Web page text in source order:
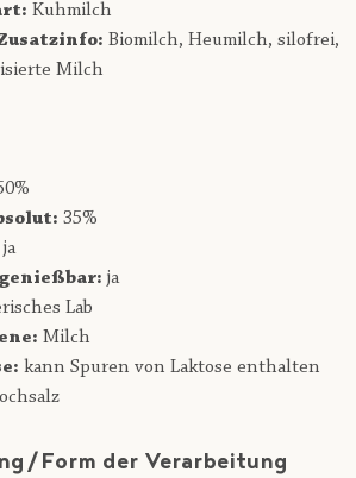
Kuhmilch
Biomilch, Heumilch, silofrei,
Milch
35%
ja
ja
Lab
Milch
kann Spuren von Laktose enthalten
Form der Verarbeitung